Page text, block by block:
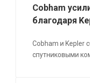
Cobham
благодаря
Cobham и Kepler
спутниковыми